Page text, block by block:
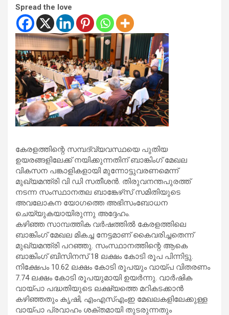
Spread the love
കേരളത്തിന്റെ സമ്പദ്‌വ്യവസ്ഥയെ പുതിയ
ഉയരങ്ങളിലേക്ക് നയിക്കുന്നതിന് ബാങ്കിംഗ് മേഖല
വികസന പങ്കാളികളായി മുന്നോട്ടുവരണമെന്ന്
മുഖ്യമന്ത്രി വി ഡി സതീശൻ. തിരുവനന്തപുരത്ത്
നടന്ന സംസ്ഥാനതല ബാങ്കേഴ്‌സ് സമിതിയുടെ
അവലോകന യോഗത്തെ അഭിസംബോധന
ചെയ്യുകയായിരുന്നു അദ്ദേഹം.
കഴിഞ്ഞ സാമ്പത്തിക വർഷത്തിൽ കേരളത്തിലെ
ബാങ്കിംഗ് മേഖല മികച്ച നേട്ടമാണ് കൈവരിച്ചതെന്ന്
മുഖ്യമന്ത്രി പറഞ്ഞു. സംസ്ഥാനത്തിന്റെ ആകെ
ബാങ്കിംഗ് ബിസിനസ് 18 ലക്ഷം കോടി രൂപ പിന്നിട്ടു.
നിക്ഷേപം 10.62 ലക്ഷം കോടി രൂപയും വായ്പ വിതരണം
7.74 ലക്ഷം കോടി രൂപയുമായി ഉയർന്നു. വാർഷിക
വായ്പാ പദ്ധതിയുടെ ലക്ഷ്യത്തെ മറികടക്കാൻ
കഴിഞ്ഞതും കൃഷി, എംഎസ്എംഇ മേഖലകളിലേക്കുള്ള
വായ്പാ പ്രവാഹം ശക്തമായി തുടരുന്നതും